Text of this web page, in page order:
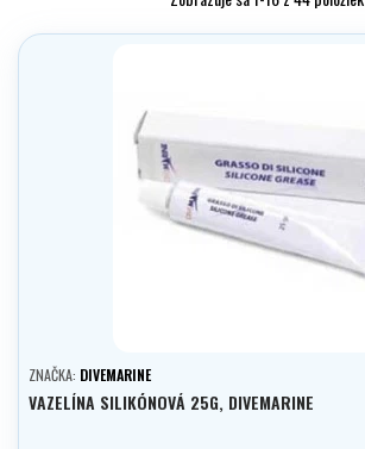
ZNAČKA: DIVEMARINE
VAZELÍNA SILIKÓNOVÁ 25G, DIVEMARINE